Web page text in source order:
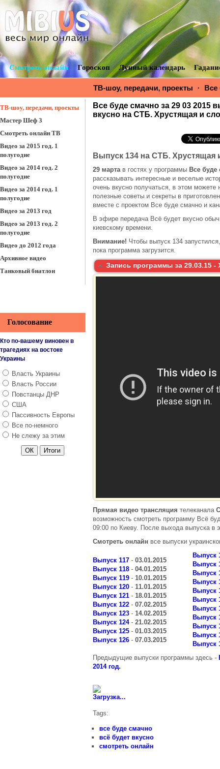
Смотреть онлайн Гороскоп Лунный календарь
ТВ-шоу, передачи, проекты ·
Все
выпуск 134 смотреть онлайн. Всё
самса.
Все буде смачно за 29 03 2015
вкусно на СТБ. Хрустящая и
Выпуск 134 на СТБ. Хрустящая
29 мартав гостях у программы Все буде
рассказывать интересные и веселые
очень вкусно получаться, в этом
полезные советы и секреты в
вместе с проектом Все буде смачно и
В эфире передача Всё будет вкусно
киевскому времени.
Внимание! Чтобы выпуск 134
пока программа загрузится.
Запись программы за 29.03.15 -
Прямая видео трансляция телеканала
возможность смотреть программу Всё
09:00 по Киеву. После выхода выпуска в
Смотреть онлайн все выпуски
Выпуск 117 - 03.01.2015
Выпуск 118 - 04.01.2015
Выпуск 119 - 10.01.2015
Выпуск 120 - 11.01.2015
Выпуск 121 - 18.01.2015
Выпуск 122 - 07.02.2015
Выпуск 123 - 14.02.2015
Выпуск 124- 21.02.2015
Выпуск 125 - 01.03.2015
Выпуск 126 - 07.03.2015
Выпуск
Выпуск
Выпуск
Выпуск
Выпуск
Выпуск
Выпуск
Выпуск
Выпуск
Выпуск
Выпуск
Предыдущие выпуски программы здесь -
2014 год.
Загрузка...
Tags:
все буде смачно
всё будет вкусно
смотреть онлайн
ТВ-шоу, передачи, проекты
Мастер Шеф 3
Смотреть онлайн ТВ
Видео за 2015 год. 1
полугодие
Видео за 2014 год. 2
полугодие
Видео за 2014 год. 1
полугодие
Видео за 2013 год
Видео за 2013 год. 2
полугодие
Видео до 2012 года
Архивное видео
Танковый биатлон
Голосование
Кто по-вашему виновен в
трагедиях на востоке
Украины
Власть Украины
Власть России
Повстанцы ДНР
США
Пассивность Европы
Все по-немного
Не слежу за этим